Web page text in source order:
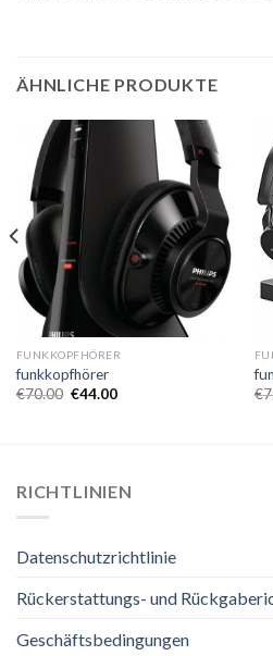
ÄHNLICHE PRODUKTE
FUNKKOPFHÖRER
funkkopfhörer
€70.00 €44.00
€
RICHTLINIEN
Datenschutzrichtlinie
Rückerstattungs- und
Geschäftsbedingungen